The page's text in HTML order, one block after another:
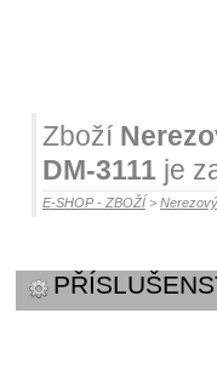
Zboží
DM-3111 je
E-SHOP - ZBOŽÍ >